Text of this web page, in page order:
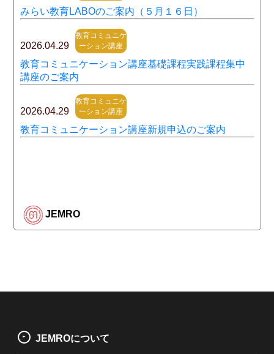
みらい教育LABOのご案内（５月１６日）
2026.04.29
教育コミュニケ
ーション講座
教育コミュニケーション講座基礎課程実践課程集中
講座のご案内
2026.04.29
教育コミュニケ
ーション講座
教育コミュニケーション講座新規申込のご案内
JEMRO
JEMROについて